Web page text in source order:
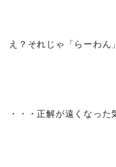
え？それじゃ「らーわん
・・・正解が遠くなった